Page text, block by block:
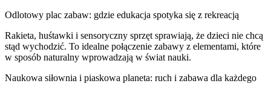
Odlotowy plac zabaw: gdzie edukacja spotyka się z rekreacją
Rakieta, huśtawki i sensoryczny sprzęt sprawiają, że dzieci nie chcą
stąd wychodzić. To idealne połączenie zabawy z elementami, które
w sposób naturalny wprowadzają w świat nauki.
Naukowa siłownia i piaskowa planeta: ruch i zabawa dla każdego